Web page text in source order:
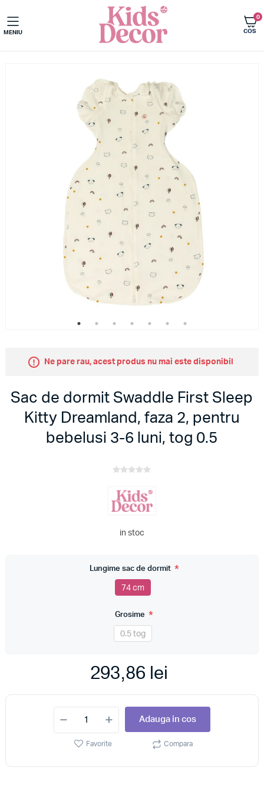
MENIU COS
0
Ne pare rau, acest produs nu mai este disponibil
Sac de dormit Swaddle First Sleep
Kitty Dreamland, faza 2, pentru
bebelusi 3-6 luni, tog 0.5
in stoc
Lungime sac de dormit *
74 cm
Grosime *
0.5 tog
293,86 lei
Adauga in cos
Favorite Compara